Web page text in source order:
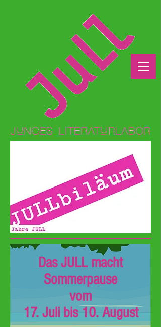
Das JULL macht
Sommerpause
vom
17. Juli bis 10. August